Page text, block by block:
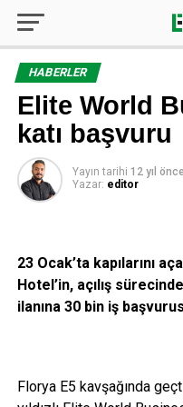
HABERLER
Elite World
katı başvuru
Yayın tarihi 12 yıl önce
Yazar: editor
23 Ocak’ta kapılarını
Hotel’in, açılış
ilanına 30 bin iş
Florya E5 kavşağında